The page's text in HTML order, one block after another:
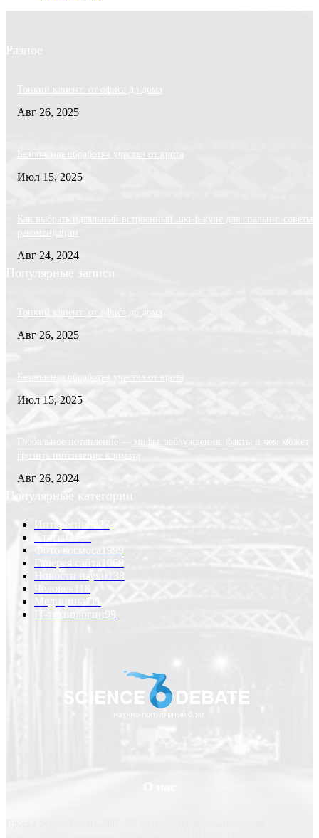
Разное
Тонкий клиент: от офиса до дома
Авг 26, 2025
Безопасная обработка участка от крота
Июл 15, 2025
Как выбрать идеальный встроенный шкаф-купе для спальни: советы
рекомендации
Авг 24, 2024
Популярные записи
Тонкий клиент: от офиса до дома
Авг 26, 2025
Безопасная обработка участка от крота
Июл 15, 2025
Глобальное потепление — мифы, заблуждения, факты и чем может
грозить потепление климата
Авг 26, 2024
Популярные категории
Интересно
Статьи
Фото космоса
1999
Галерея сайта 1068
Новости науки
Человек
Медицина
IT-технологии99